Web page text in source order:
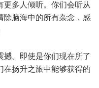
更多人倾听。你们会听从
除脑海中的所有杂念，感
撼。即使是你们现在所了
在扬升之旅中能够获得的